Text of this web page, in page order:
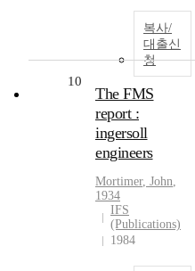
복사/
대출신
청
10
The FMS
report :
ingersoll
engineers
Mortimer, John,
1934
IFS
(Publications)
1984